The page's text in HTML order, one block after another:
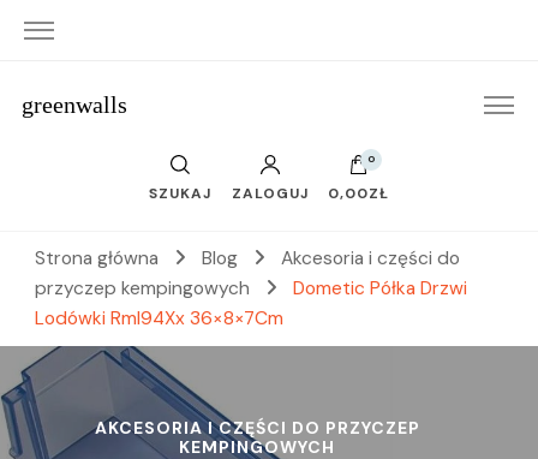
greenwalls
SZUKAJ ZALOGUJ
0
0,00ZŁ
Strona główna Blog
Akcesoria i części do
przyczep kempingowych
Dometic Półka Drzwi
Lodówki Rml94Xx 36×8×7Cm
AKCESORIA I CZĘŚCI DO PRZYCZEP
KEMPINGOWYCH